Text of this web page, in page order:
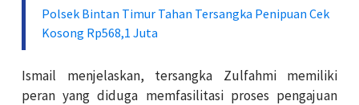
Polsek Bintan Timur Tahan Tersangka Penipuan Cek
Kosong Rp568,1 Juta
Ismail menjelaskan, tersangka Zulfahmi memiliki
peran yang diduga memfasilitasi proses pengajuan